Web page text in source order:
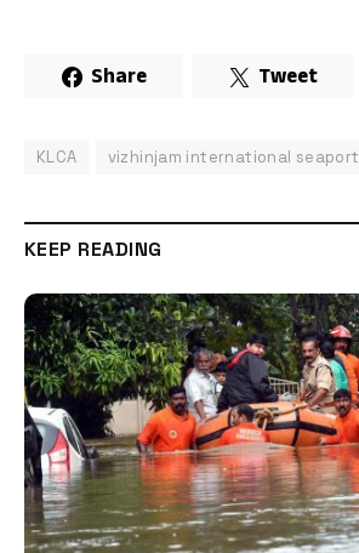
Share Tweet
KLCA vizhinjam international seaport
KEEP READING